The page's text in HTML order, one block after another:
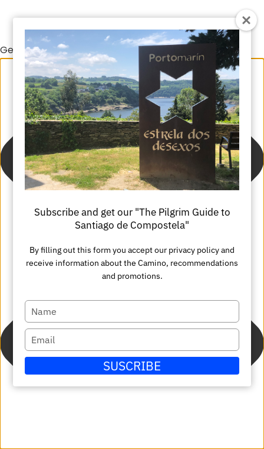
Gestionar el consentimiento de las cookies
Subscribe and get our "The Pilgrim Guide to
Santiago de Compostela"
By filling out this form you accept our privacy policy and
receive information about the Camino, recommendations
and promotions.
Escriba
su
nombre
Escriba
su
correo
electrónico
SUSCRIBE